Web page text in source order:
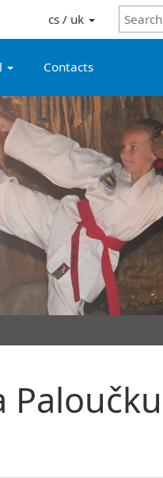
cs / uk
Contacts
Paloučku